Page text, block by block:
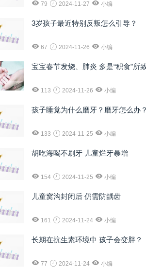
79 2024-11-27 小编
3岁孩子最近特别反叛怎么引导？
67 2024-11-26 小编
宝宝春节发烧、肺炎 多是“积食”所
113 2024-11-26 小编
孩子睡觉为什么磨牙？磨牙怎么办
133 2024-11-25 小编
胡吃海喝不刷牙 儿童烂牙暴增
154 2024-11-25 小编
儿童窝沟封闭后 仍需防龋齿
161 2024-11-24 小编
长期在抗生素环境中 孩子会变胖？
77 2024-11-24 小编